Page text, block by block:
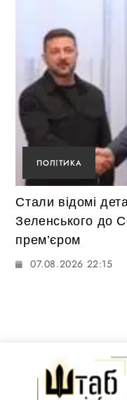
ПОЛІТИКА
Стали відомі
Зеленського до
прем’єром
07.08.2026 22:15